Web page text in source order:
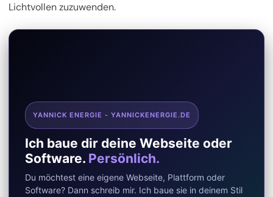
Lichtvollen zuzuwenden.
YANNICK ENERGIE - YANNICKENERGIE.DE
Ich baue dir deine Webseite oder
Software. Persönlich.
Du möchtest eine eigene Webseite, Plattform oder
Software? Dann schreib mir. Ich baue sie in deinem Stil